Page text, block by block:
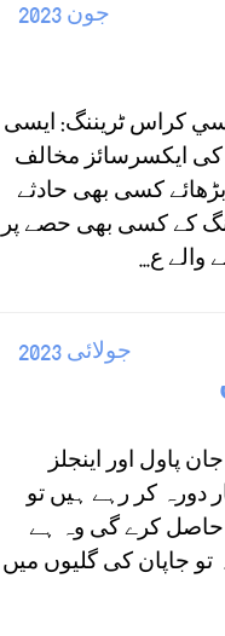
جون 2023
کراس ٹریننگ: ایسی
ایکسرسائز مخالف
کسی بھی حادثے
کے کسی بھی حصے پر
ع...
جولائی 2023
پاول اور اینجلز
دورہ کر رہے ہیں تو
کرے گی وہ ہے
جاپان کی گلیوں میں